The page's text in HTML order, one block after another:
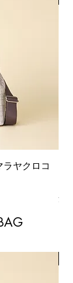
ヤクロコ
消費